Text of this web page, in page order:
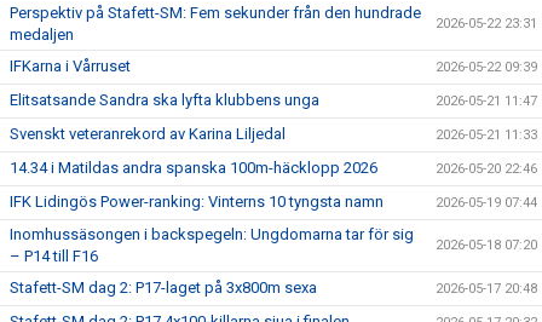
Perspektiv på Stafett-SM: Fem sekunder från den hundrade
medaljen
2026-05-22 23:31
IFKarna i Vårruset 2026-05-22 09:39
Elitsatsande Sandra ska lyfta klubbens unga 2026-05-21 11:47
Svenskt veteranrekord av Karina Liljedal 2026-05-21 11:33
14.34 i Matildas andra spanska 100m-häcklopp 2026 2026-05-20 22:46
IFK Lidingös Power-ranking: Vinterns 10 tyngsta namn 2026-05-19 07:44
Inomhussäsongen i backspegeln: Ungdomarna tar för sig
– P14 till F16
2026-05-18 07:20
Stafett-SM dag 2: P17-laget på 3x800m sexa 2026-05-17 20:48